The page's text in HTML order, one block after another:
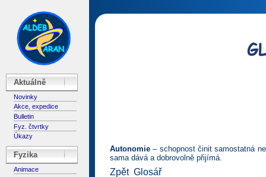
Aktuálně
Novinky
Akce, expedice
Bulletin
Fyz. čtvrtky
Úkazy
Fyzika
Animace
Autonomie – schopnost činit samostatná
sama dává a dobrovolně přijímá.
Zpět Glosář